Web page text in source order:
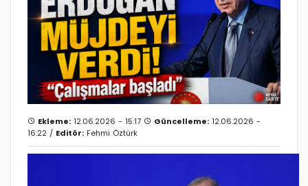
Ekleme: 12.06.2026 - 15:17 Güncelleme: 12.06.2026 -
16:22 / Editör: Fehmi Öztürk